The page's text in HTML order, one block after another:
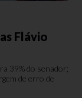
Flávio
39% do senador;
de erro de